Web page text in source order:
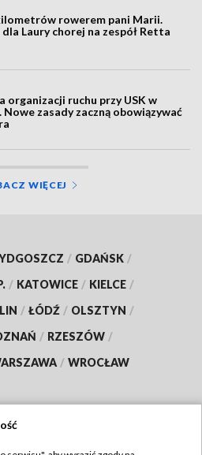
rowerem pani Marii.
dla Laury chorej na zespół Retta
organizacji ruchu przy USK w
Nowe zasady zaczną obowiązywać
WIĘCEJ
/ GDAŃSK /
/ KATOWICE / KIELCE /
/ ŁÓDŹ / OLSZTYN /
/ RZESZÓW /
/ WROCŁAW